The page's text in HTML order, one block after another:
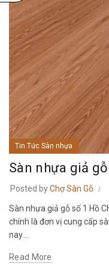
Tin Tức Sàn nhựa
Sàn nhựa giả
Posted byChợ Sàn Gỗ
Sàn nhựa giả gỗ số 1 Hồ
chính là đơn vị cung cấp
nay....
Read More